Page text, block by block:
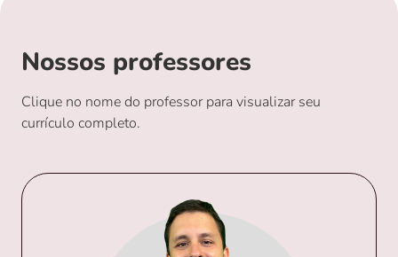
Nossos professores
Clique no nome do professor para visualizar seu
currículo completo.